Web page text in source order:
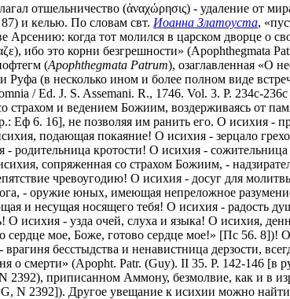
отшельничество (ἀναχώρησις) - удаление от
87) и келью. По словам свт. Иоанна Златоуста,
Арсению: когда тот молился в царском дворце о
ибо это корни безгрешности» (Apophthegmata
(Apophthegmata Patrum), озаглавленная «О
Руфа (в несколько ином и более полном виде
/ Ed. J. S. Assemani. R., 1746. Vol. 3. P. 234c-
страхом и ведением Божиим, воздерживаясь от
Еф 6. 16], не позволяя им ранить его. О исихия
подающая покаяние! О исихия - зерцало
родительница кротости! О исихия -
сопряженная со страхом Божиим, -
чревоугодию! О исихия - досуг для
- оружие юных, имеющая непреложное
и несущая носящего тебя! О исихия - радость
О исихия - узда очей, слуха и языка! О исихия,
сердце мое, Боже, готово сердце мое!» [Пс 56.
врагиня бесстыдства и ненавистница дерзости,
о смерти» (Apopht. Patr. (Guy). II 35. P. 142-146 [в
приписанном Аммону, безмолвие, как и в
N 2392]). Другое увещание к исихии можно